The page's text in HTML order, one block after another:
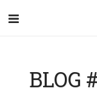
BLOG